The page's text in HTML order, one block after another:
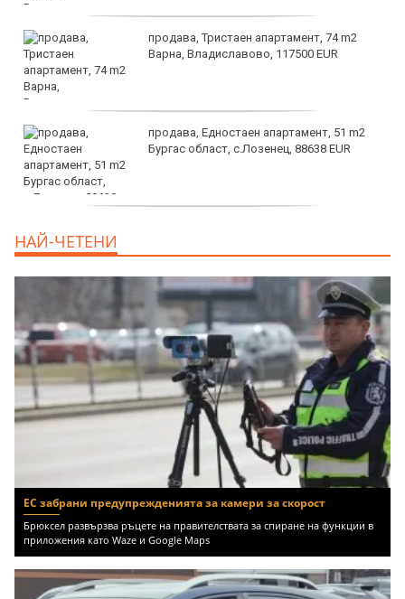
продава, Тристаен апартамент, 74 m2
Варна, Владиславово, 117500 EUR
продава, Едностаен апартамент, 51 m2
Бургас област, с.Лозенец, 88638 EUR
EUR
НАЙ-ЧЕТЕНИ
ЕС забрани предупрежденията за камери за скорост
Брюксел развързва ръцете на правителствата за спиране на функции в
приложения като Waze и Google Maps